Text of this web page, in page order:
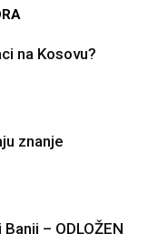
na Kosovu?
znanje
– ODLOŽEN